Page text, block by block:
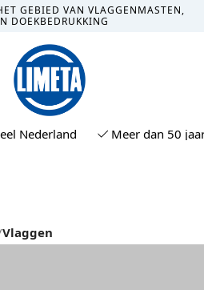
GEBIED VAN VLAGGENMASTEN,
DOEKBEDRUKKING
Nederland Meer dan 50 jaar
Vlaggen